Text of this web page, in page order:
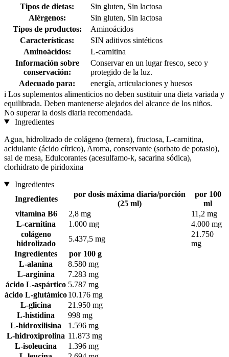
Tipos de dietas:
Sin gluten, Sin lactosa
Alérgenos:
Sin gluten, Sin lactosa
Tipos de productos:
Aminoácidos
Características:
SIN aditivos sintéticos
Aminoácidos:
L-carnitina
Información sobre
conservación:
Conservar en un lugar fresco, seco y
protegido de la luz.
Adecuado para:
energía, articulaciones y huesos
i Los suplementos alimenticios no deben sustituir una dieta variada y
equilibrada. Deben mantenerse alejados del alcance de los niños.
No superar la dosis diaria recomendada.
Ingredientes
Agua, hidrolizado de colágeno (ternera), fructosa, L-carnitina,
acidulante (ácido cítrico), Aroma, conservante (sorbato de potasio),
sal de mesa, Edulcorantes (acesulfamo-k, sacarina sódica),
clorhidrato de piridoxina
Ingredientes
Ingredientes
por dosis máxima diaria/porción
(25 ml)
por 100
ml
vitamina B6
2,8 mg
11,2 mg
L-carnitina
1.000 mg
4.000 mg
colágeno
hidrolizado
5.437,5 mg
21.750
mg
Ingredientes
por 100 g
L-alanina
8.580 mg
L-arginina
7.283 mg
ácido L-aspártico 5.787 mg
ácido L-glutámico10.176 mg
L-glicina
21.950 mg
L-histidina
998 mg
L-hidroxilisina
1.596 mg
L-hidroxiprolina 11.873 mg
L-isoleucina
1.396 mg